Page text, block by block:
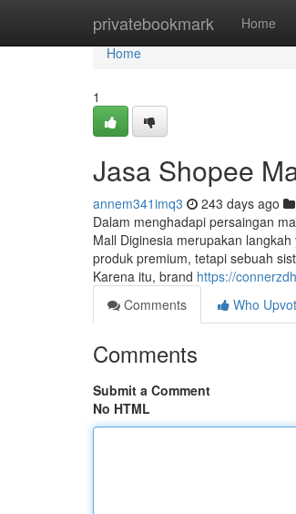
privatebookmark Home
Home
Home
1
Jasa Shopee
annem341imq3 243 days ago
Dalam menghadapi persaingan
Mall Diginesia merupakan
produk premium, tetapi sebuah
Karena itu, brand https://
Comments
Who
Comments
Submit a Comment
No HTML